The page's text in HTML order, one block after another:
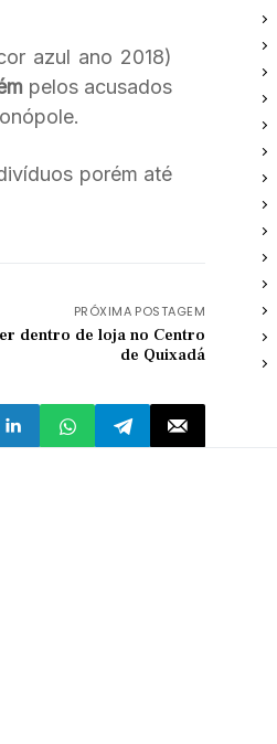
azul ano 2018)
pelos acusados
porém até
PRÓXIMA POSTAGEM
dentro de loja no Centro
de Quixadá